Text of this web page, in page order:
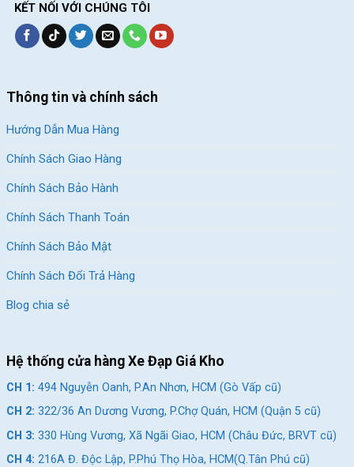
KẾT NỐI VỚI CHÚNG TÔI
Thông tin và chính sách
Hướng Dẫn Mua Hàng
Chính Sách Giao Hàng
Chính Sách Bảo Hành
Chính Sách Thanh Toán
Chính Sách Bảo Mật
Chính Sách Đổi Trả Hàng
Blog chia sẻ
Hệ thống cửa hàng Xe Đạp Giá Kho
CH 1: 494 Nguyễn Oanh, P.An Nhơn, HCM (Gò Vấp cũ)
CH 2: 322/36 An Dương Vương, P.Chợ Quán, HCM (Quận 5 cũ)
CH 3: 330 Hùng Vương, Xã Ngãi Giao, HCM (Châu Đức, BRVT cũ)
CH 4: 216A Đ. Độc Lập, P.Phú Thọ Hòa, HCM(Q.Tân Phú cũ)